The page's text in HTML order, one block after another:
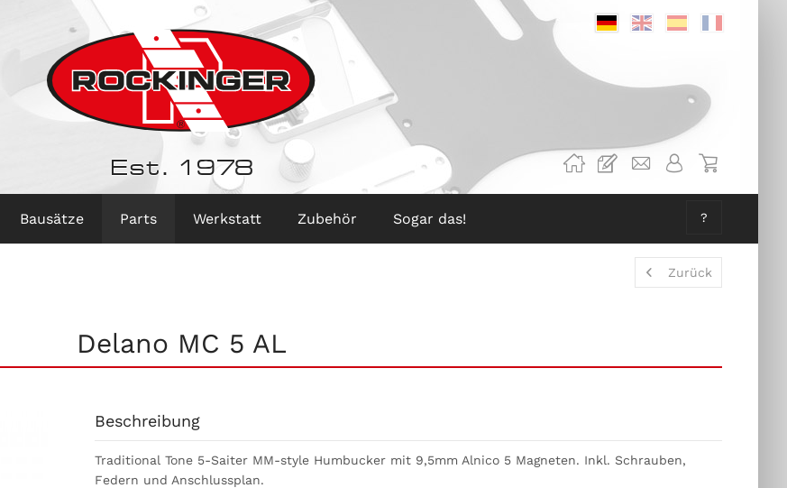
DeutschEnglischSpanisch
Est. 1978
Bausätze Parts Werkstatt Zubehör Sogar das! ?
Zurück
Delano MC 5 AL
Beschreibung
Traditional Tone 5-Saiter MM-style Humbucker mit 9,5mm Alnico 5 Magneten. Inkl. Schrauben,
Federn und Anschlussplan.